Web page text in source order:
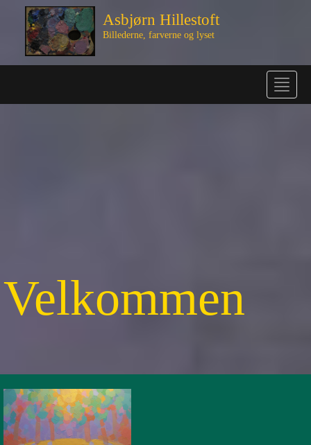
Billederne, farverne og lyset
Asbjørn Hillestoft
Toggle
Velkommen